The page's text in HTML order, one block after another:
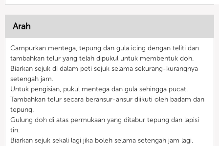
Arah
Campurkan mentega, tepung dan gula icing dengan teliti dan
tambahkan telur yang telah dipukul untuk membentuk doh.
Biarkan sejuk di dalam peti sejuk selama sekurang-kurangnya
setengah jam.
Untuk pengisian, pukul mentega dan gula sehingga pucat.
Tambahkan telur secara beransur-ansur diikuti oleh badam dan
tepung.
Gulung doh di atas permukaan yang ditabur tepung dan lapisi
tin.
Biarkan sejuk sekali lagi jika boleh selama setengah jam lagi.